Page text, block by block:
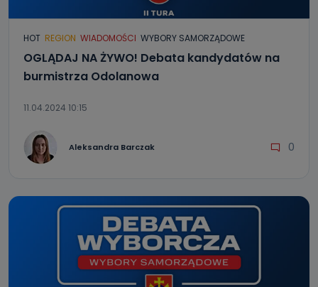
HOT REGION WIADOMOŚCI WYBORY SAMORZĄDOWE
OGLĄDAJ NA ŻYWO! Debata kandydatów na
burmistrza Odolanowa
11.04.2024 10:15
Aleksandra Barczak 0